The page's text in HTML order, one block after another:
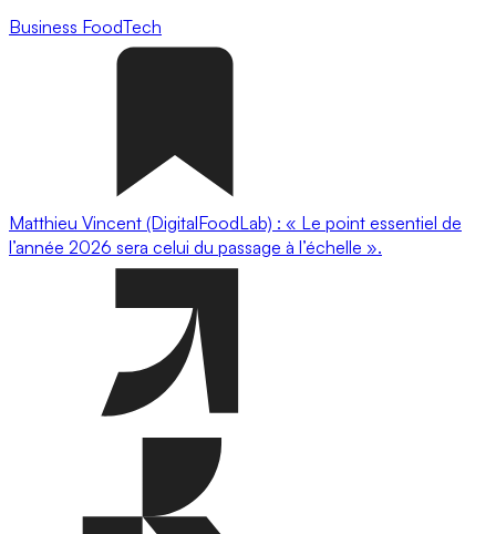
Business FoodTech
Matthieu Vincent (DigitalFoodLab) : « Le point essentiel de
l’année 2026 sera celui du passage à l’échelle ».